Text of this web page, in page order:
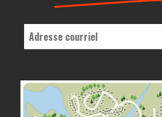
E-
mail*